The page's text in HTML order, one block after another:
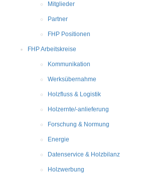
Mitglieder
Partner
FHP Positionen
FHP Arbeitskreise
Kommunikation
Werksübernahme
Holzfluss & Logistik
Holzernte/-anlieferung
Forschung & Normung
Energie
Datenservice & Holzbilanz
Holzwerbung